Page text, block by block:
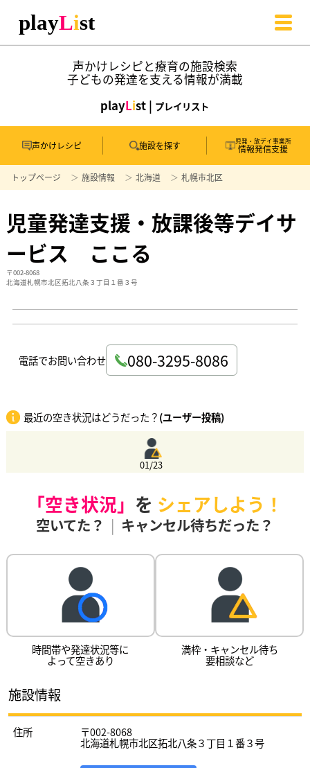
声かけレシピと療育の施設検索
子どもの発達を支える情報が満載
playList | プレイリスト
声かけレシピ 施設を探す 児発・放デイ事業所
情報発信支援
トップページ 施設情報 北海道 札幌市北区
児童発達支援・放課後等デイサ
ービス ここる
〒002-8068
北海道札幌市北区拓北八条３丁目１番３号
電話でお問い合わせ 080-3295-8086
最近の空き状況はどうだった？(ユーザー投稿)
01/23
「空き状況」 を シェアしよう！
空いてた？ | キャンセル待ちだった？
時間帯や発達状況等に
よって空きあり
満枠・キャンセル待ち
要相談など
施設情報
住所 〒002-8068
北海道札幌市北区拓北八条３丁目１番３号